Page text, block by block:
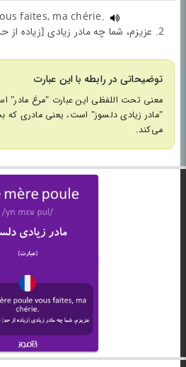
faites, ma chérie.
2. عزیزم، شما چه مادر زیادی [زیاده از حد] دلسوزی هستی.
توضیحاتی در رابطه با این عبارت
معنی تحت اللفظی این عبارت "مرغ مادر"
"مادر زیادی دلسوز" است، یعنی مادری که
می‌کند.